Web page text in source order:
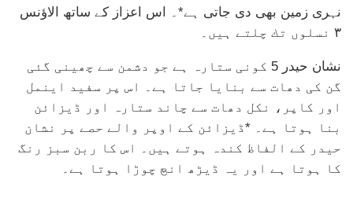
نہری زمین بھی دی جاتی ہے*۔ اس اعزاز كے ساتھ الاؤنس
٣ نسلوں تك چلتے ہیں۔
نشان حیدر 5 كونی ستارہ ہے جو دشمن سے چھینی گئی
گن کی دھات سے بنایا جاتا ہے۔ اس پر سفید اینمل
اور كاپر، نكل دھات سے چاند ستارہ اور ڈیزائن
بنا ہوتا ہے۔ *ڈیزائن كے اوپر والے حصے پر نشان
حیدر كے الفاظ كندہ ہوتے ہیں۔ اس كا ربن سبز رنگ
كا ہوتا ہے اور یہ ڈیڑھ انچ چوڑا ہوتا ہے۔